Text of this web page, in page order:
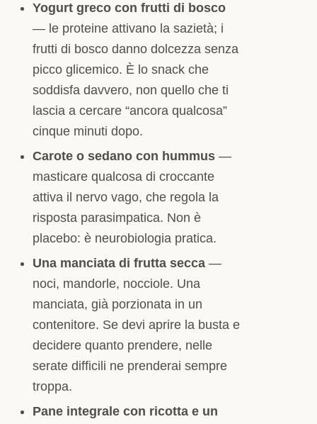
Yogurt greco con frutti di bosco
— le proteine attivano la sazietà; i
frutti di bosco danno dolcezza senza
picco glicemico. È lo snack che
soddisfa davvero, non quello che ti
lascia a cercare “ancora qualcosa”
cinque minuti dopo.
Carote o sedano con hummus —
masticare qualcosa di croccante
attiva il nervo vago, che regola la
risposta parasimpatica. Non è
placebo: è neurobiologia pratica.
Una manciata di frutta secca —
noci, mandorle, nocciole. Una
manciata, già porzionata in un
contenitore. Se devi aprire la busta e
decidere quanto prendere, nelle
serate difficili ne prenderai sempre
troppa.
Pane integrale con ricotta e un